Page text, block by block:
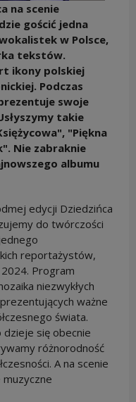
na scenie
gościć jedna
w Polsce,
tekstów.
ikony polskiej
Podczas
swoje
takie
"Piękna
Nie zabraknie
albumu
edycji Dziedzińca
do twórczości
reportażystów,
Program
niezwykłych
ważne
świata.
się obecnie
różnorodność
A na scenie